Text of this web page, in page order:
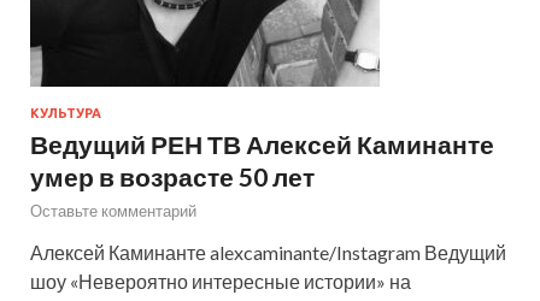
КУЛЬТУРА
Ведущий РЕН ТВ Алексей Каминанте
умер в возрасте 50 лет
Оставьте комментарий
Алексей Каминанте alexcaminante/Instagram Ведущий
шоу «Невероятно интересные истории» на